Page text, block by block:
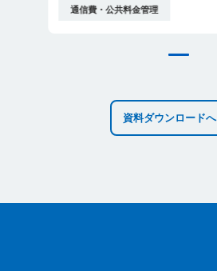
通信費・公共料金管理
資料ダウンロードへ